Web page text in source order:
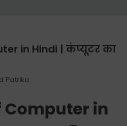
in Hindi | कंप्यूटर का
Patrika
Computer in